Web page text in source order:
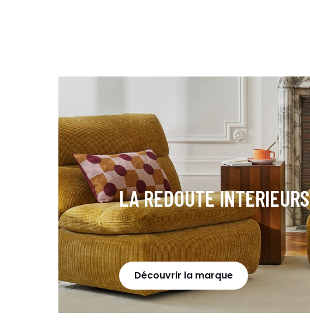
LA REDOUTE INTERIEURS
Découvrir la marque